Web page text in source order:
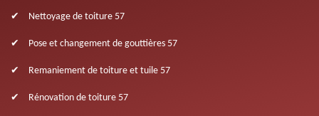
Nettoyage de toiture 57
Pose et changement de gouttières 57
Remaniement de toiture et tuile 57
Rénovation de toiture 57